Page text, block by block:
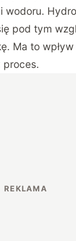
wodoru.
pod tym
Ma to
proces.